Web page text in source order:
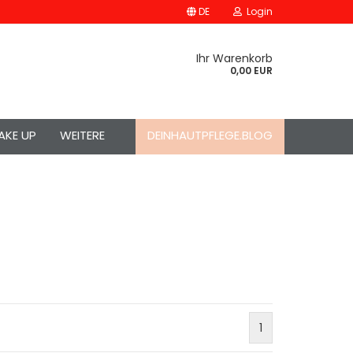
DE Login
Ihr Warenkorb
0,00 EUR
UP DEINHAUTPFLEGE.BLOG
WEITERE
1